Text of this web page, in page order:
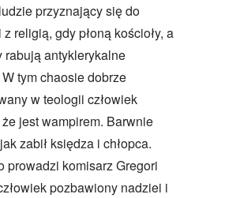
przyznający się do
religią, gdy płoną kościoły, a
rabują antyklerykalne
tym chaosie dobrze
w teologii człowiek
jest wampirem. Barwnie
zabił księdza i chłopca.
prowadzi komisarz Gregori
pozbawiony nadziei i